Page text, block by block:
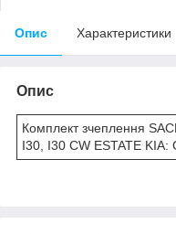
Опис Характеристики
Опис
Комплект зчеплення
I30, I30 CW ESTATE KIA: